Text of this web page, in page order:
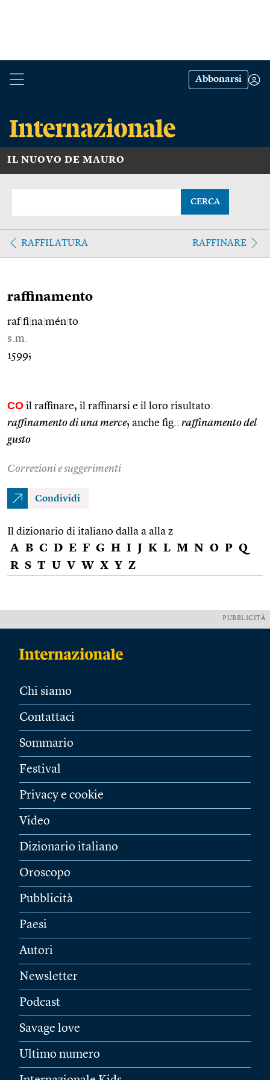
Abbonarsi
IL NUOVO DE MAURO
CERCA
RAFFILATURA RAFFINARE
raffinamento
raf|fi na mén to
s.m.
1599;
CO il raffinare, il raffinarsi e il loro risultato:
raffinamento di una merce; anche fig.: raffinamento del
gusto
Correzioni e suggerimenti
Condividi
Il dizionario di italiano dalla a alla z
A B C D E F G H I J K L M N O P Q
R S T U V W X Y Z
PUBBLICITÀ
Chi siamo
Contattaci
Sommario
Festival
Privacy e cookie
Video
Dizionario italiano
Oroscopo
Pubblicità
Paesi
Autori
Newsletter
Podcast
Savage love
Ultimo numero